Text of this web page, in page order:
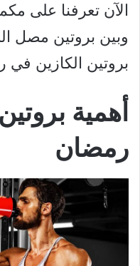
الآن تعرفنا على
وبين بروتين مصل
بروتين الكازين
أهمية
رمضان